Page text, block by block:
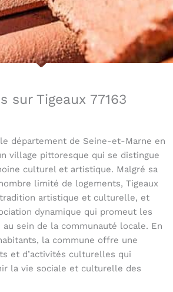
sur Tigeaux 77163
département de Seine-et-Marne en
village pittoresque qui se distingue
culturel et artistique. Malgré sa
limité de logements, Tigeaux
artistique et culturelle, et
dynamique qui promeut les
sein de la communauté locale. En
la commune offre une
et d’activités culturelles qui
la vie sociale et culturelle des